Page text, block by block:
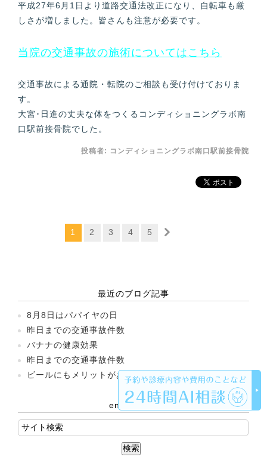
平成27年6月1日より道路交通法改正になり、自転車も厳
しさが増しました。皆さんも注意が必要です。
当院の交通事故の施術についてはこちら
交通事故による通院・転院のご相談も受け付けておりま
す。
大宮･日進の丈夫な体をつくるコンディショニングラボ南
口駅前接骨院でした。
投稿者: コンディショニングラボ南口駅前接骨院
1 2 3 4 5
最近のブログ記事
8月8日はパパイヤの日
昨日までの交通事故件数
バナナの健康効果
昨日までの交通事故件数
ビールにもメリットがある！
entryの検索